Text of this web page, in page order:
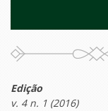
Edição
v. 4 n. 1 (2016)